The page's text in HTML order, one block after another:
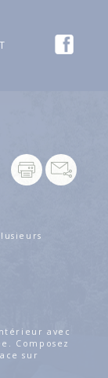
avec
Composez
sur